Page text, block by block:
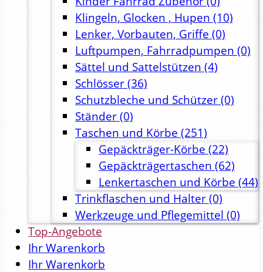
Klingeln, Glocken , Hupen (10)
Lenker, Vorbauten, Griffe (0)
Luftpumpen, Fahrradpumpen (0)
Sättel und Sattelstützen (4)
Schlösser(36)
Schutzbleche und Schützer(0)
Ständer(0)
Taschen und Körbe (251)
Gepäckträger-Körbe (22)
Gepäckträgertaschen (62)
Lenkertaschen und Körbe (44)
Trinkflaschen und Halter(0)
Werkzeuge und Pflegemittel (0)
Top-Angebote
Ihr Warenkorb
Ihr Warenkorb